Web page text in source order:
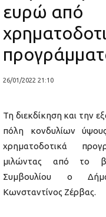
ευρώ από
26/01/2022 21:10
Τη διεκδίκηση και την
πόλη κονδυλίων
χρηματοδοτικά
μιλώντας από το
Συμβουλίου ο
Κωνσταντίνος Ζέρβας.